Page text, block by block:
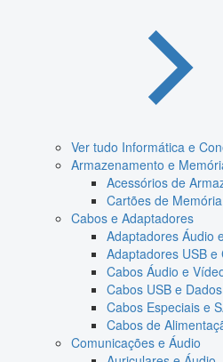
Ver tudo Informática e
Armazenamento e
Acessórios de
Cartões de Memória
Cabos e Adaptadores
Adaptadores Áudio
Adaptadores USB e
Cabos Áudio e
Cabos USB e Dados
Cabos Especiais e
Cabos de
Comunicações e Áudio